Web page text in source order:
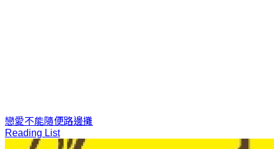
戀愛不能隨便路邊攤
Reading List